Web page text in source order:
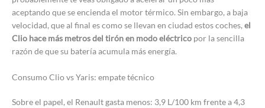
aceptando que se encienda el motor térmico. Sin embargo, a baja
velocidad, que al final es como se llevan en ciudad estos coches, el
Clio hace más metros del tirón en modo eléctrico por la sencilla
razón de que su batería acumula más energía.
Consumo Clio vs Yaris: empate técnico
Sobre el papel, el Renault gasta menos: 3,9 L/100 km frente a 4,3